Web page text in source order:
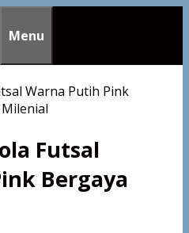
Menu
Futsal
Bergaya